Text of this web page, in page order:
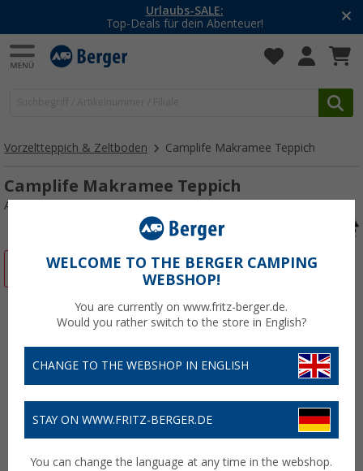
-20% auf Kleidung und Schuhe
Mit dem Aktionscode20SSV
Vorzeltteppich & Zeltboden Camplife Makramee Teppich
Camplife Makramee Teppich
Art.-Nr.: 248021
WELCOME TO THE BERGER CAMPING
WEBSHOP!
You are currently on www.fritz-berger.de.
Would you rather switch to the store in English?
CHANGE TO THE WEBSHOP IN ENGLISH
STAY ON WWW.FRITZ-BERGER.DE
You can change the language at any time in the webshop.